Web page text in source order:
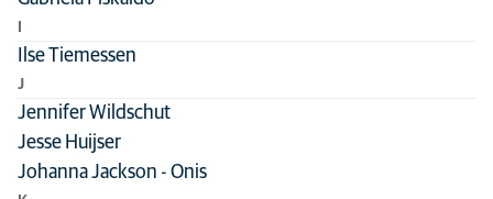
Ilse Tiemessen
J
Jennifer Wildschut
Jesse Huijser
Johanna Jackson - Onis